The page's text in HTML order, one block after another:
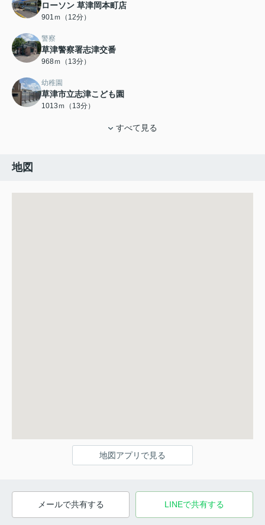
ローソン 草津岡本町店
901ｍ（12分）
警察
草津警察署志津交番
968ｍ（13分）
幼稚園
草津市立志津こども園
1013ｍ（13分）
すべて見る
地図
地図アプリで見る
メールで共有する LINEで共有する